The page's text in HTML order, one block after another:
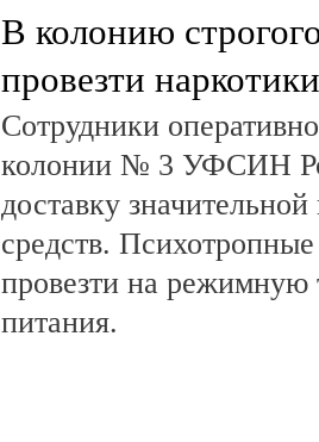
В колонию
провезти наркотики
Сотрудники
колонии № 3 УФСИН
доставку
средств.
провезти на режимную
питания.